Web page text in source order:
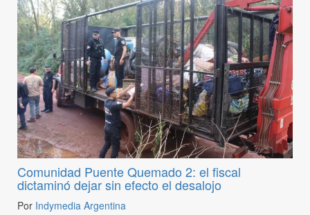
Comunidad Puente Quemado 2: el fiscal
dictaminó dejar sin efecto el desalojo
Por Indymedia Argentina